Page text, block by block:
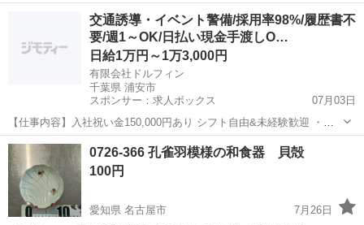
名古屋市 食器
交通誘導・イベント警備/採用率98%/履歴書不
要/週1～OK/日払い現金手渡しO…
日給1万円～1万3,000円
有限会社ドルフィン
千葉県 浦安市
スポンサー：求人ボックス
07月03日
【仕事内容】入社祝い金150,000円あり シフト自由&未経験歓迎
・直
行直帰OK ・一部車・自転車・バイク通勤OK ・週1～OK ・日払い・
週払いOK、現金手渡しも可能です! <仕事内容> 建築・土木工事現場
で...
アルバイト・パート
0726-366 孔雀羽模様の和食器 貝殻
100円
愛知県 名古屋市
7月26日